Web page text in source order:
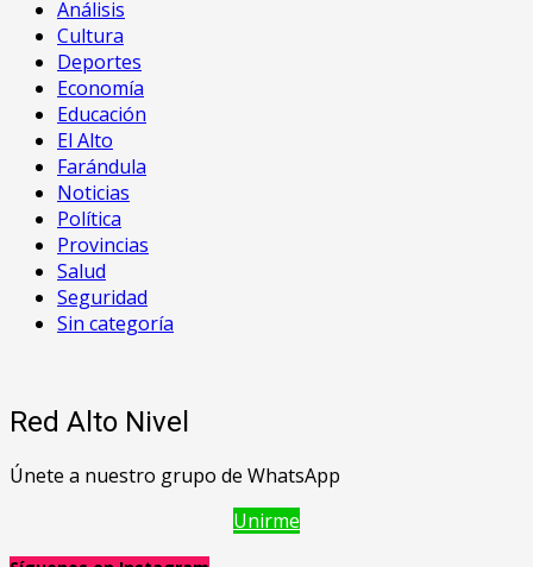
Análisis
Cultura
Deportes
Economía
Educación
El Alto
Farándula
Noticias
Política
Provincias
Salud
Seguridad
Sin categoría
Red Alto Nivel
Únete a nuestro grupo de WhatsApp
Unirme